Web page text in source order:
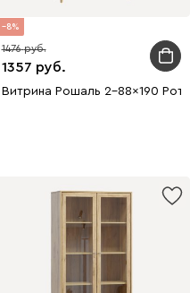
8
1357
1476
Витрина Рошаль 2-88x190